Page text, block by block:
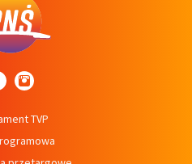
TVP